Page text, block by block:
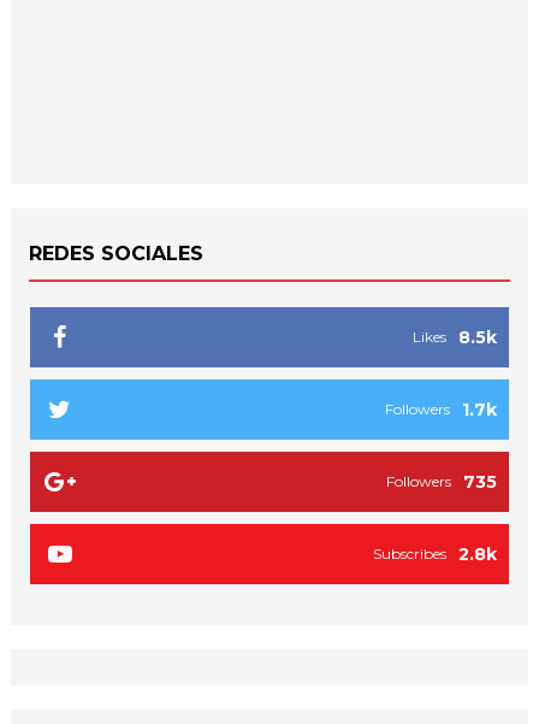
REDES SOCIALES
8.5k
Likes
1.7k
Followers
735
Followers
2.8k
Subscribes